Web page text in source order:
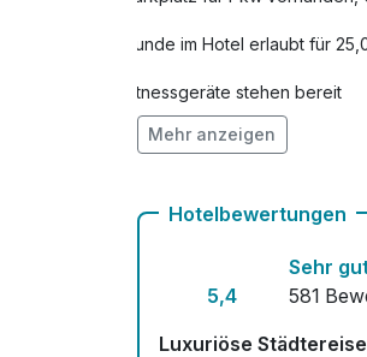
Hunde im Hotel erlaubt für
Fitnessgeräte stehen bereit
Zimmerservice verfügbar
Mehr anzeigen
Hotelbewertungen
5,4
Sehr
581
Luxuriöse